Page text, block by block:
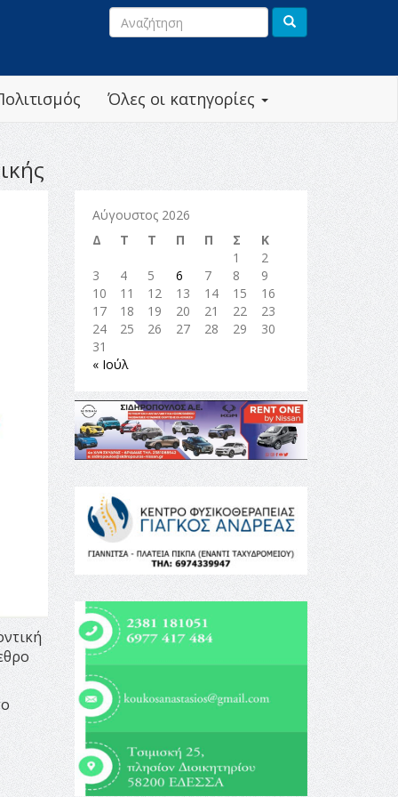
Όλες οι κατηγορίες
Αύγουστος 2026
Δ
Τ Τ Π Π Σ
Κ
1
2
3
4 5 6 7 8
9
10
11 12 13 14 15
16
17
18 19 20 21 22
23
24
25 26 27 28 29
30
31
« Ιούλ